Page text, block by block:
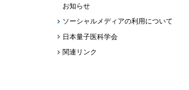
お知らせ
ソーシャルメディアの利用について
日本量子医科学会
関連リンク